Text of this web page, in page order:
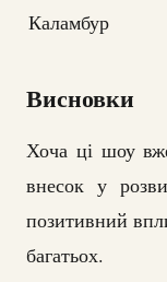
Каламбур
Висновки
Хоча ці шоу
внесок у
позитивний
багатьох.